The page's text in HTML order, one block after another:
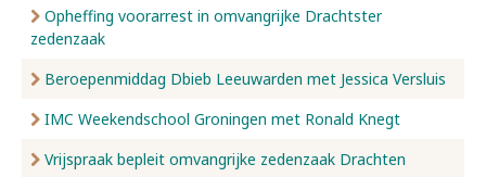
Opheffing voorarrest in omvangrijke Drachtster
zedenzaak
Beroepenmiddag Dbieb Leeuwarden met Jessica Versluis
IMC Weekendschool Groningen met Ronald Knegt
Vrijspraak bepleit omvangrijke zedenzaak Drachten